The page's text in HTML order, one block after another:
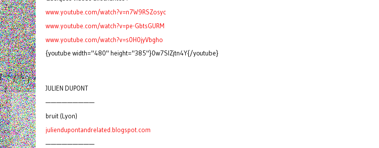
www.youtube.com/watch?v=n7W9RSZosyc
www.youtube.com/watch?v=pe-GbtsGURM
www.youtube.com/watch?v=s0H0jyVbgho
{youtube width="480" height="385"}0w7SlZjtn4Y{/youtube}
JULIEN DUPONT
—————————
bruit (Lyon)
juliendupontandrelated.blogspot.com
—————————